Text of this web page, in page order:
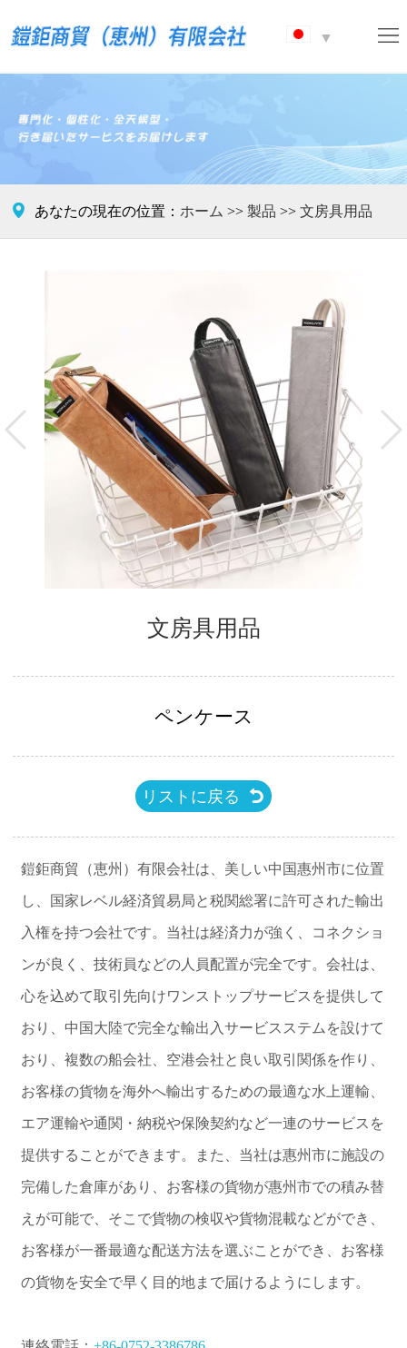
▼
ド
ュ
 あなたの現在の位置： ホーム >> 製品 >> 文房具用品
文房具用品
ペンケース
リストに戻る 
鎧鉅商貿（恵州）有限会社は、美しい中国惠州市に位置
し、国家レベル経済貿易局と税関総署に許可された輸出
入権を持つ会社です。当社は経済力が強く、コネクショ
ンが良く、技術員などの人員配置が完全です。会社は、
心を込めて取引先向けワンストップサービスを提供して
おり、中国大陸で完全な輸出入サービスステムを設けて
おり、複数の船会社、空港会社と良い取引関係を作り、
お客様の貨物を海外へ輸出するための最適な水上運輸、
エア運輸や通関・納税や保険契約など一連のサービスを
提供することができます。また、当社は惠州市に施設の
完備した倉庫があり、お客様の貨物が惠州市での積み替
えが可能で、そこで貨物の検収や貨物混載などができ、
お客様が一番最適な配送方法を選ぶことができ、お客様
の貨物を安全で早く目的地まで届けるようにします。